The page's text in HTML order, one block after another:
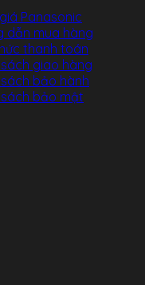
Panasonic
dẫn mua hàng
thanh toán
sách giao hàng
bảo hành
sách bảo mật